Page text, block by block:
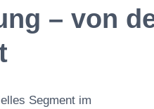
– von
Segment im